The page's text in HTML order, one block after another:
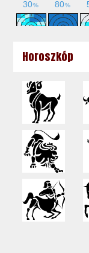
Horoszkóp